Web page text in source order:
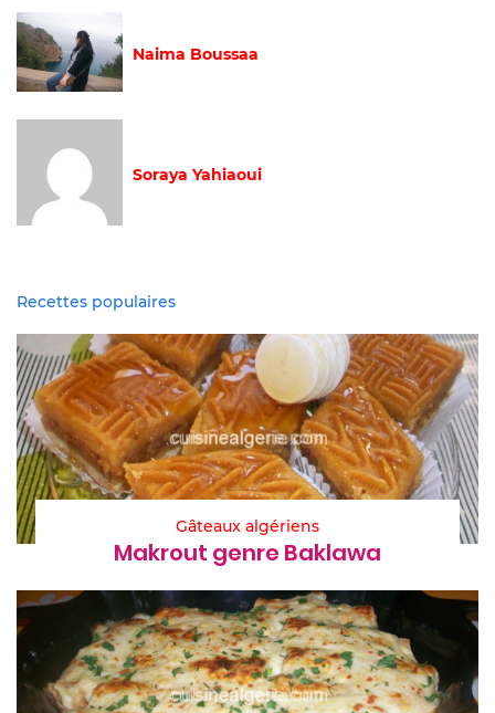
Naima Boussaa
Soraya Yahiaoui
Recettes populaires
Gâteaux algériens
Makrout genre Baklawa